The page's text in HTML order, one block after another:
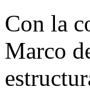
Con la
Marco